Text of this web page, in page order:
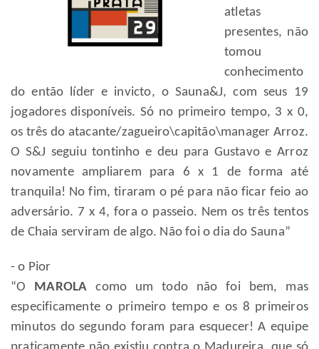
atletas
presentes, não
tomou
conhecimento
do então líder e invicto, o Sauna&J, com seus 19
jogadores disponíveis. Só no primeiro tempo, 3 x 0,
os três do atacante/zagueiro\capitão\manager Arroz.
O S&J seguiu tontinho e deu para Gustavo e Arroz
novamente ampliarem para 6 x 1 de forma até
tranquila! No fim, tiraram o pé para não ficar feio ao
adversário. 7 x 4, fora o passeio. Nem os três tentos
de Chaia serviram de algo. Não foi o dia do Sauna”
- o Pior
“O MAROLA como um todo não foi bem, mas
especificamente o primeiro tempo e os 8 primeiros
minutos do segundo foram para esquecer! A equipe